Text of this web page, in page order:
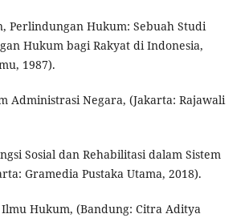
Perlindungan Hukum: Sebuah Studi
Hukum bagi Rakyat di Indonesia,
1987).
Administrasi Negara, (Jakarta: Rajawali
Sosial dan Rehabilitasi dalam Sistem
Gramedia Pustaka Utama, 2018).
Hukum, (Bandung: Citra Aditya